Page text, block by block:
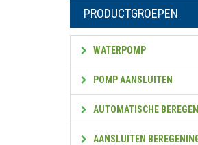
PRODUCTGROEPEN
WATERPOMP
POMP AANSLUITEN
AUTOMATISCHE
AANSLUITEN